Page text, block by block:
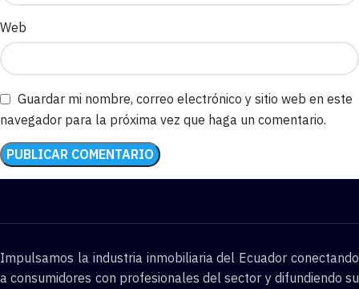
Web
Guardar mi nombre, correo electrónico y sitio web en este
navegador para la próxima vez que haga un comentario.
Impulsamos la industria inmobiliaria del Ecuador conectando
a consumidores con profesionales del sector y difundiendo su